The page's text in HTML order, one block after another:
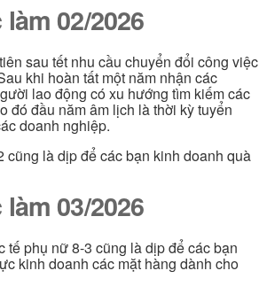
02/2026
sau tết nhu cầu chuyển đổi công việc
khi hoàn tất một năm nhận các
lao động có xu hướng tìm kiếm các
đó đầu năm âm lịch là thời kỳ tuyển
doanh nghiệp.
cũng là dịp để các bạn kinh doanh quà
03/2026
tế phụ nữ 8-3 cũng là dịp để các bạn
kinh doanh các mặt hàng dành cho